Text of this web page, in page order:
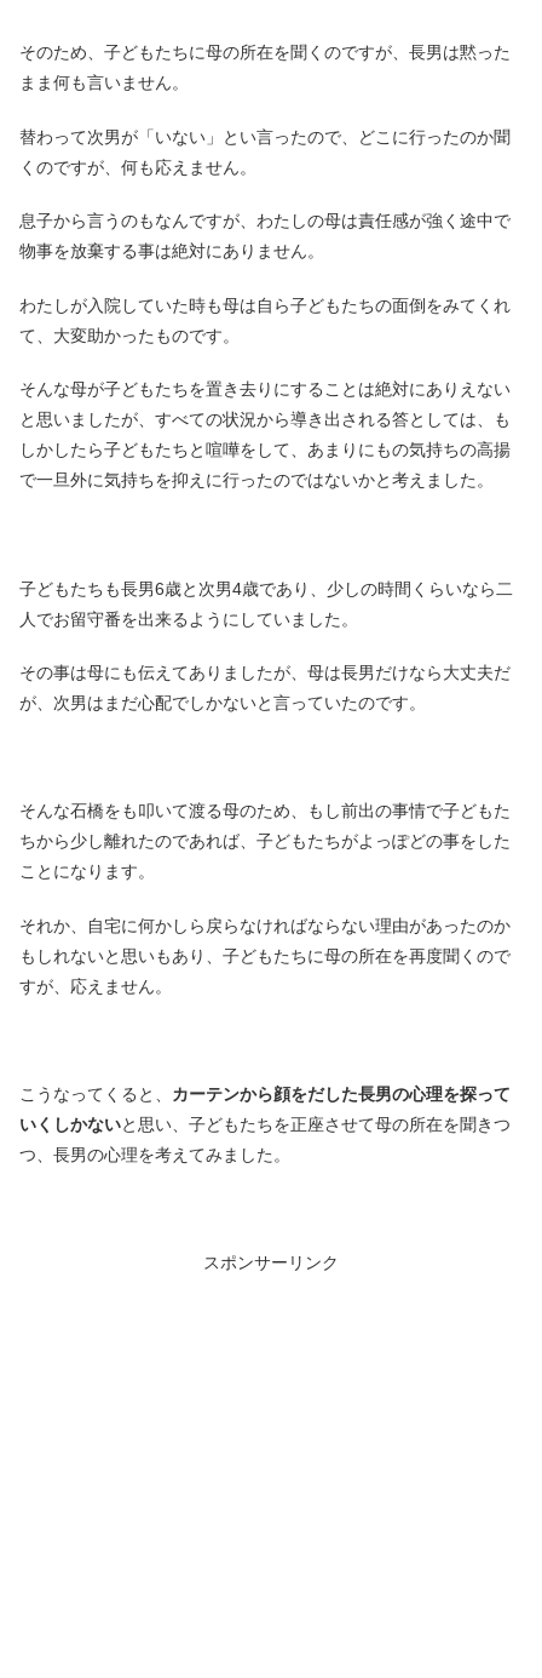
そのため、子どもたちに母の所在を聞くのですが、長男は黙った
まま何も言いません。
替わって次男が「いない」とい言ったので、どこに行ったのか聞
くのですが、何も応えません。
息子から言うのもなんですが、わたしの母は責任感が強く途中で
物事を放棄する事は絶対にありません。
わたしが入院していた時も母は自ら子どもたちの面倒をみてくれ
て、大変助かったものです。
そんな母が子どもたちを置き去りにすることは絶対にありえない
と思いましたが、すべての状況から導き出される答としては、も
しかしたら子どもたちと喧嘩をして、あまりにもの気持ちの高揚
で一旦外に気持ちを抑えに行ったのではないかと考えました。
子どもたちも長男6歳と次男4歳であり、少しの時間くらいなら二
人でお留守番を出来るようにしていました。
その事は母にも伝えてありましたが、母は長男だけなら大丈夫だ
が、次男はまだ心配でしかないと言っていたのです。
そんな石橋をも叩いて渡る母のため、もし前出の事情で子どもた
ちから少し離れたのであれば、子どもたちがよっぽどの事をした
ことになります。
それか、自宅に何かしら戻らなければならない理由があったのか
もしれないと思いもあり、子どもたちに母の所在を再度聞くので
すが、応えません。
こうなってくると、 カーテンから顔をだした長男の心理を探って
いくしかないと思い、子どもたちを正座させて母の所在を聞きつ
つ、長男の心理を考えてみました。
スポンサーリンク